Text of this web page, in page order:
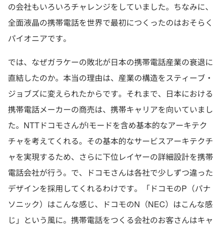
の会社もいろいろチャレンジをしていました。ちなみに、
全面液晶の携帯電話を世界で最初につくったのはおそらく
パイオニアです。
では、なぜガラケーの敗北が日本の携帯電話産業の衰退に
直結したのか。本当の理由は、産業の構造をスティーブ・
ジョブズに変えられたからです。それまで、日本における
携帯電話メーカーの商売は、携帯キャリアを向いていまし
た。NTTドコモさんがiモードを含め基本的なアーキテク
チャを考えてくれる。その基本的なサービスアーキテクチ
ャを実現するため、さらに下位レイヤーの詳細設計を携帯
電話会社が行う。で、ドコモさんは各社で少しずつ違った
デザインを採用してくれるわけです。「ドコモのP（パナ
ソニック）はこんな感じ、ドコモのN（NEC）はこんな感
じ」という風に。携帯電話をつくる会社のお客さんはキャ